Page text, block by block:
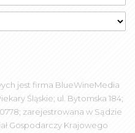
jest firma BlueWineMedia
Śląskie; ul. Bytomska 184;
zarejestrowana w Sądzie
Gospodarczy Krajowego